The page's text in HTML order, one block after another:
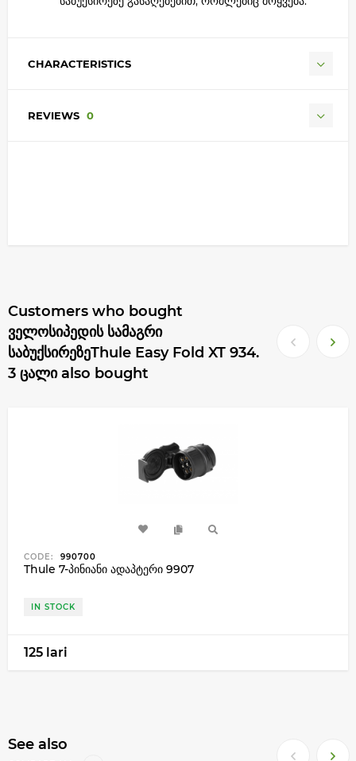
CHARACTERISTICS
REVIEWS 0
Customers who bought
ველოსიპედის სამაგრი
საბუქსირეზეThule Easy Fold XT 934.
3 ცალი also bought
CODE: 990700
Thule 7-პინიანი ადაპტერი 9907
IN STOCK
125 lari
See also